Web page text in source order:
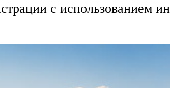
с использованием